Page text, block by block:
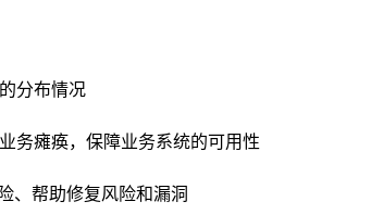
分布情况
务瘫痪，保障业务系统的可用性
、帮助修复风险和漏洞